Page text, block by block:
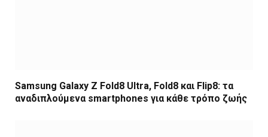
Samsung Galaxy Z Fold8 Ultra, Fold8 και Flip8: τα
αναδιπλούμενα smartphones για κάθε τρόπο ζωής